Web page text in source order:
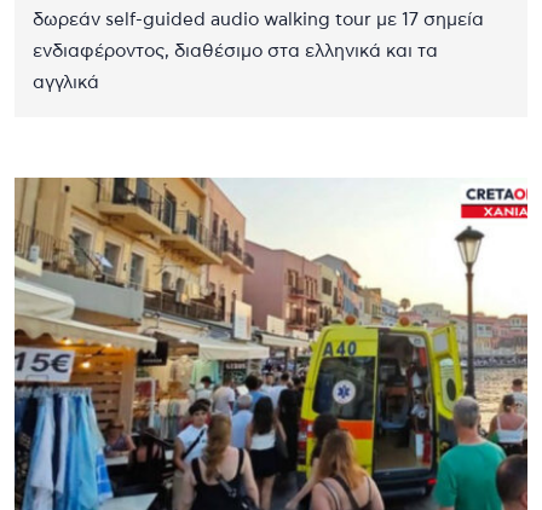
δωρεάν self-guided audio walking tour με 17 σημεία
ενδιαφέροντος, διαθέσιμο στα ελληνικά και τα
αγγλικά